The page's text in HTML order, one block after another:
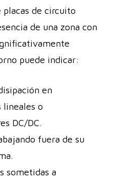
placas de circuito
de una zona con
puede indicar:
en
lineales o
DC/DC.
fuera de su
sometidas a